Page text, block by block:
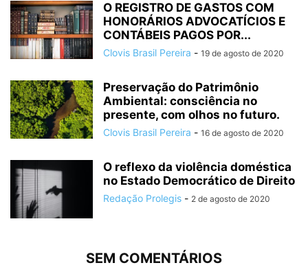
O REGISTRO DE GASTOS COM
HONORÁRIOS ADVOCATÍCIOS E
CONTÁBEIS PAGOS POR...
Clovis Brasil Pereira - 19 de agosto de 2020
Preservação do Patrimônio
Ambiental: consciência no
presente, com olhos no futuro.
Clovis Brasil Pereira - 16 de agosto de 2020
O reflexo da violência doméstica
no Estado Democrático de Direito
Redação Prolegis - 2 de agosto de 2020
SEM COMENTÁRIOS